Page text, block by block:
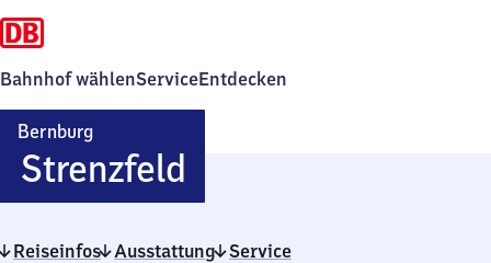
Bahnhof wählenServiceEntdecken
Bernburg
Strenzfeld
Strenzfeld
Reiseinfos Ausstattung Service